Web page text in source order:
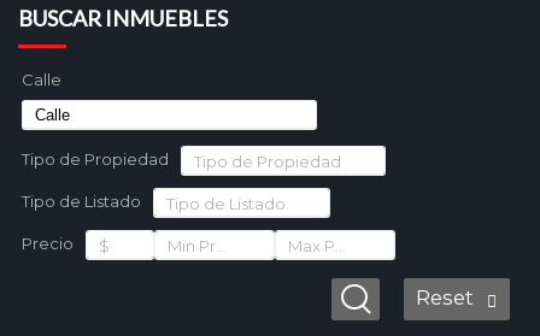
BUSCAR INMUEBLES
Calle
Tipo de Propiedad Tipo de Propiedad
Tipo de Listado Tipo de Listado
Precio $
Reset